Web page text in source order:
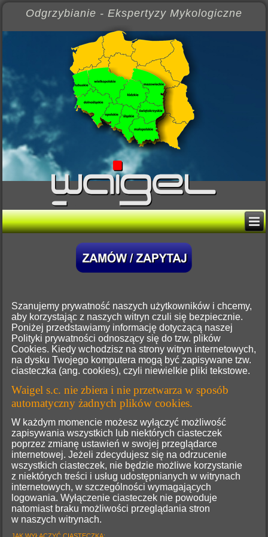
Odgrzybianie - Ekspertyzy Mykologiczne
Szanujemy prywatność naszych użytkowników i chcemy,
aby korzystając z naszych witryn czuli się bezpiecznie.
Poniżej przedstawiamy informację dotyczącą naszej
Polityki prywatności odnoszący się do tzw. plików
Cookies. Kiedy wchodzisz na strony witryn internetowych,
na dysku Twojego komputera mogą być zapisywane tzw.
ciasteczka (ang. cookies), czyli niewielkie pliki tekstowe.
Waigel s.c. nie zbiera i nie przetwarza w sposób
automatyczny żadnych plików cookies.
W każdym momencie możesz wyłączyć możliwość
zapisywania wszystkich lub niektórych ciasteczek
poprzez zmianę ustawień w swojej przeglądarce
internetowej. Jeżeli zdecydujesz się na odrzucenie
wszystkich ciasteczek, nie będzie możliwe korzystanie
z niektórych treści i usług udostępnianych w witrynach
internetowych, w szczególności wymagających
logowania. Wyłączenie ciasteczek nie powoduje
natomiast braku możliwości przeglądania stron
w naszych witrynach.